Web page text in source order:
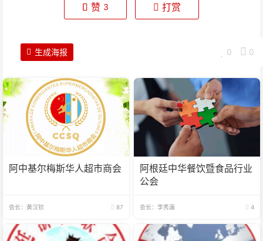
赞 3 打赏
0 0
生成海报
阿中基尔梅斯华人超市商会
会长：黄汉钦 87
阿根廷中华餐饮暨食品行业
公会
会长：李秀瀛 4